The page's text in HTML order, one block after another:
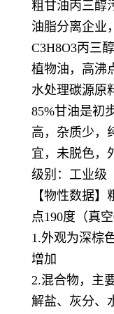
粗甘油丙三醇
油脂分离企业
C3H8O3丙三
植物油，高沸
水处理碳源原
85%甘油是初
高，杂质少，
宜，未脱色，
级别：工业级
【物性数据
点190度（真
1.外观为深棕
增加
2.混合物，主
解盐、灰分、